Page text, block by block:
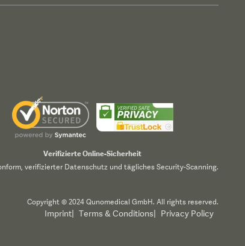
Verifizierte Online-Sicherheit
verifizierter Datenschutz und tägliches Security-Scanning.
Copyright © 2024 Qunomedical GmbH. All rights reserved.
Imprint Terms & Conditions Privacy Policy